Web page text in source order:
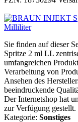
Sie finden auf dieser
Spritze 2 ml LL
umfangreichen
Verarbeitung von
Ansehen des
beeindruckende
Der Internetshop hat
zur Verfügung gestellt.
Kategorie: Sonstiges